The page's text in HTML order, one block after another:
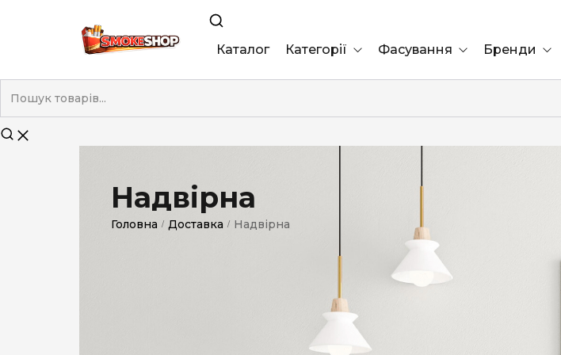
Каталог Категорії
Без фільтра
Смакові (капсула)
Фасування Бренди
Надвірна
Головна / Доставка / Надвірна